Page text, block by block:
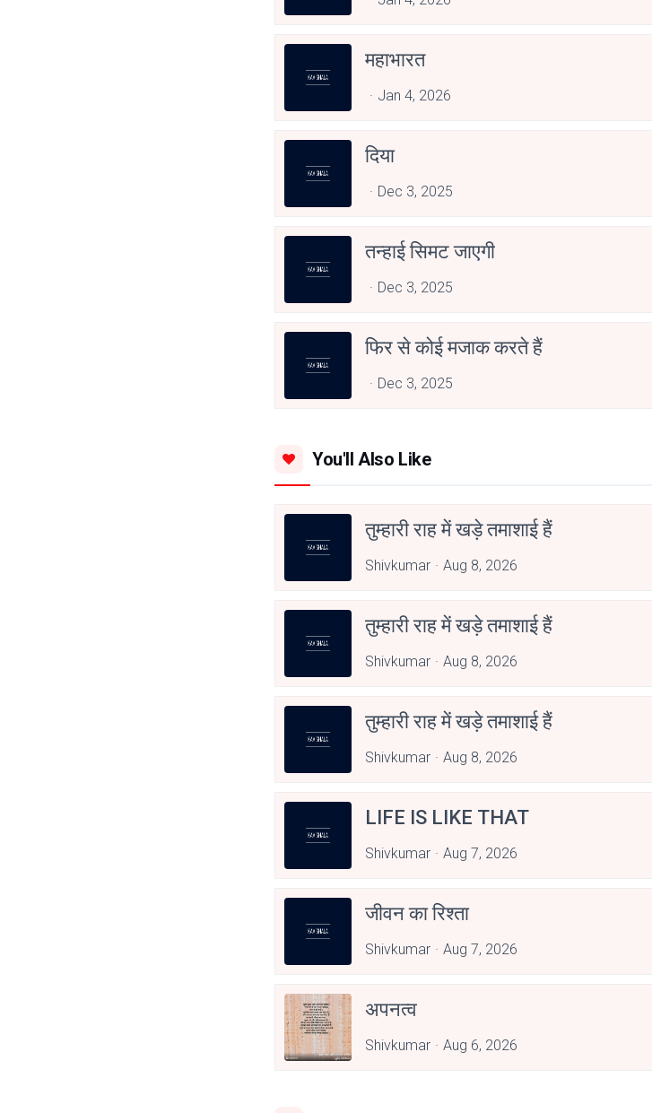
महाभारत
Jan 4, 2026
दिया
Dec 3, 2025
तन्हाई सिमट जाएगी
Dec 3, 2025
फिर से कोई मजाक करते हैं
Dec 3, 2025
You'll Also Like
तुम्हारी राह में खड़े तमाशाई हैं
Shivkumar Aug 8, 2026
तुम्हारी राह में खड़े तमाशाई हैं
Shivkumar Aug 8, 2026
तुम्हारी राह में खड़े तमाशाई हैं
Shivkumar Aug 8, 2026
LIFE IS LIKE THAT
Shivkumar Aug 7, 2026
जीवन का रिश्ता
Shivkumar Aug 7, 2026
अपनत्व
Shivkumar Aug 6, 2026